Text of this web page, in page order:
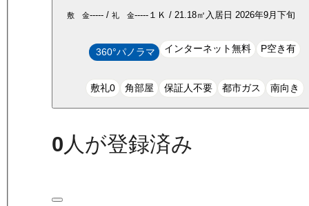
敷 金----- /礼 金----- １Ｋ /21.18㎡ 入居日2026年9月下旬
360°パノラマ インターネット無料 P空き有
敷礼0 角部屋 保証人不要 都市ガス 南向き
0人が登録済み